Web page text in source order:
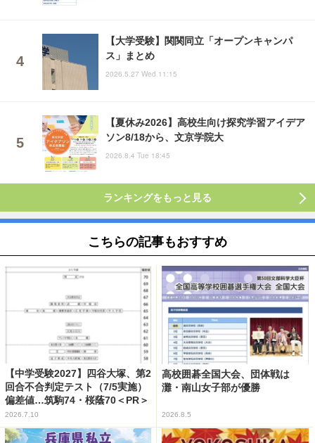
【大学受験】関関同立「オープンキャンパ
ス」まとめ
2026.5.27 Wed 11:15
【夏休み2026】高校生向け探究学習アイデア
ソン8/18から、文京学院大
2026.8.4 Tue 18:45
ランキングをもっと見る
こちらの記事もおすすめ
【中学受験2027】四谷大塚、第2
回合不合判定テスト（7/5実施）
偏差値…筑駒74・桜蔭70＜PR＞
2026.7.10
高校囲碁全国大会、団体戦は
灘・南山女子部が優勝
2026.8.5